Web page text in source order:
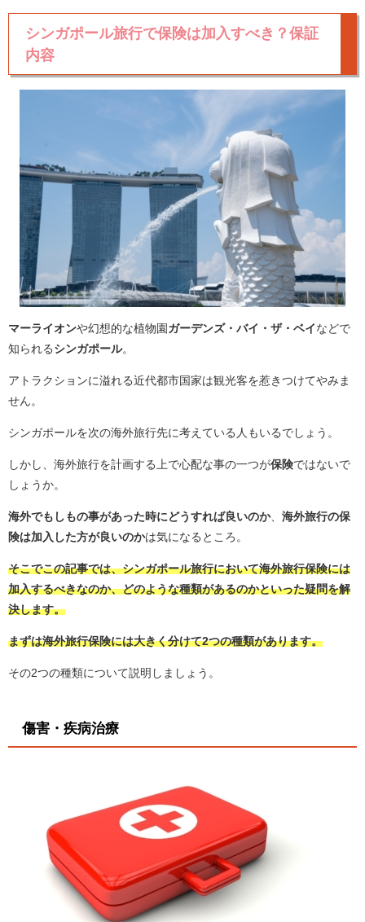
シンガポール旅行で保険は加入すべき？保証
内容
マーライオンや幻想的な植物園 ガーデンズ・バイ・ザ・ベイ などで
知られる シンガポール。
アトラクションに溢れる近代都市国家は観光客を惹きつけてやみま
せん。
シンガポールを次の海外旅行先に考えている人もいるでしょう。
しかし、海外旅行を計画する上で心配な事の一つが保険ではないで
しょうか。
海外でもしもの事があった時にどうすれば良いのか、 海外旅行の保
険は加入した方が良いのかは気になるところ。
そこでこの記事では、シンガポール旅行において海外旅行保険には
加入するべきなのか、どのような種類があるのかといった疑問を解
決します。
まずは海外旅行保険には大きく分けて2つの種類があります。
その2つの種類について説明しましょう。
傷害・疾病治療